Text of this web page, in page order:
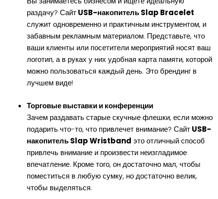
раздачу? СайтUSB-накопитель Slap Bracelet
служит одновременно и практичным инструментом, и
забавным рекламным материалом. Представьте, что
ваши клиенты или посетители мероприятий носят ваш
логотип, а в руках у них удобная карта памяти, которой
можно пользоваться каждый день. Это брендинг в
лучшем виде!
Торговые выставки и конференции
Зачем раздавать старые скучные флешки, если можно
подарить что-то, что привлечет внимание? СайтUSB-
накопитель Slap Wristband это отличный способ
привлечь внимание и произвести неизгладимое
впечатление. Кроме того, он достаточно мал, чтобы
поместиться в любую сумку, но достаточно велик,
чтобы выделяться.